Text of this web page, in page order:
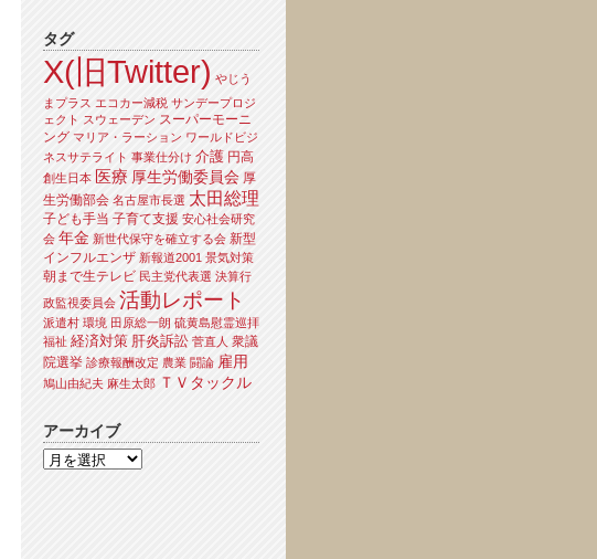
タグ
X(旧Twitter) やじう
まプラス エコカー減税 サンデープロジ
ェクト スウェーデン スーパーモーニ
ング マリア・ラーション ワールドビジ
ネスサテライト 事業仕分け 介護 円高
創生日本 医療 厚生労働委員会 厚
生労働部会 名古屋市長選 太田総理
子ども手当 子育て支援 安心社会研究
会 年金 新世代保守を確立する会 新型
インフルエンザ 新報道2001 景気対策
朝まで生テレビ 民主党代表選 決算行
政監視委員会 活動レポート
派遣村 環境 田原総一朗 硫黄島慰霊巡拝
福祉 経済対策 肝炎訴訟 菅直人 衆議
院選挙 診療報酬改定 農業 闘論 雇用
鳩山由紀夫 麻生太郎 ＴＶタックル
アーカイブ